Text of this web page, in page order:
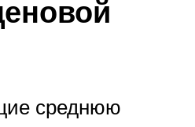
среднюю